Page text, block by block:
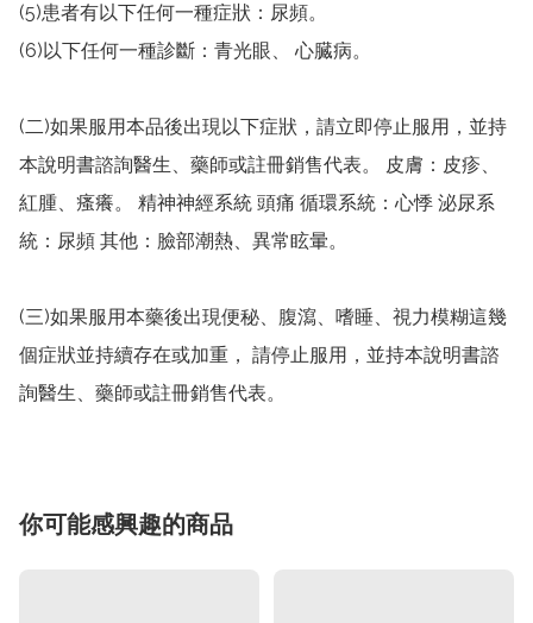
(5)患者有以下任何一種症狀：尿頻。
(6)以下任何一種診斷：青光眼、 心臓病。
(二)如果服用本品後出現以下症狀，請立即停止服用，並持
本說明書諮詢醫生、藥師或註冊銷售代表。 皮膚：皮疹、
紅腫、瘙癢。 精神神經系統 頭痛 循環系統：心悸 泌尿系
統：尿頻 其他：臉部潮熱、異常眩暈。
(三)如果服用本藥後出現便秘、腹瀉、嗜睡、視力模糊這幾
個症狀並持續存在或加重， 請停止服用，並持本說明書諮
詢醫生、藥師或註冊銷售代表。
你可能感興趣的商品